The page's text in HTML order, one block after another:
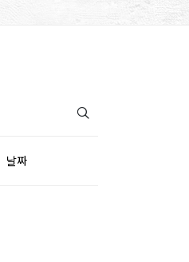
날짜